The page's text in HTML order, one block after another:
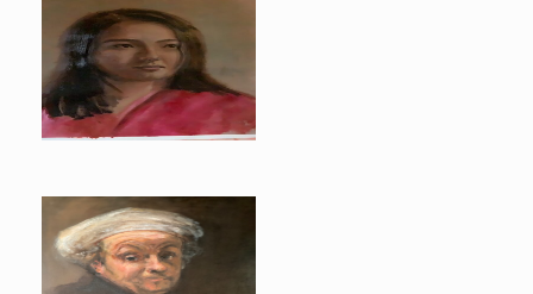
Sara